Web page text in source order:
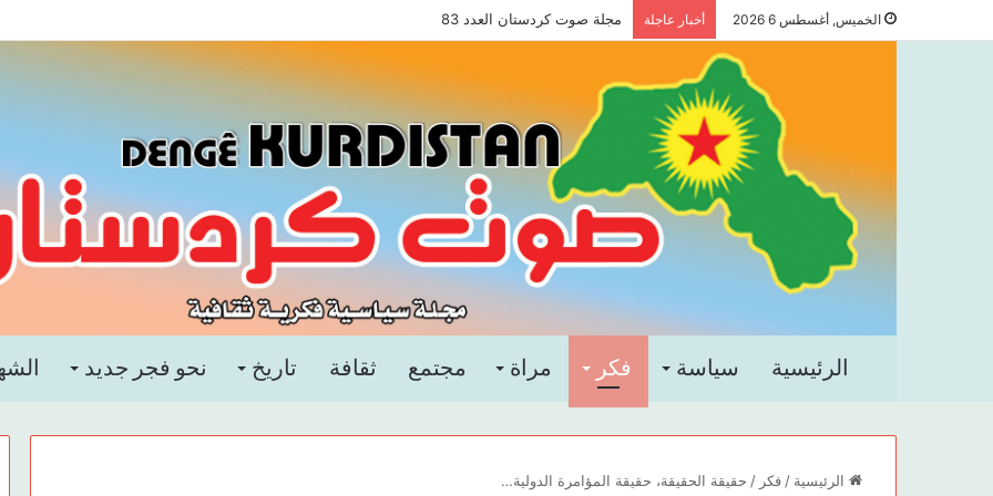
الخميس, أغسطس 6 2026 أخبار عاجلة مجلة صوت كردستان العدد 83
الرئيسية سياسة فكر مراة مجتمع ثقافة تاريخ نحو فجر جديد
الرئيسية / فكر / حقيقة الحقيقة، حقيقة المؤامرة الدولية…